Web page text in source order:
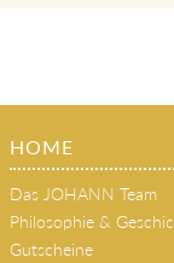
HOME
Das JOHANN Team
Philosophie &